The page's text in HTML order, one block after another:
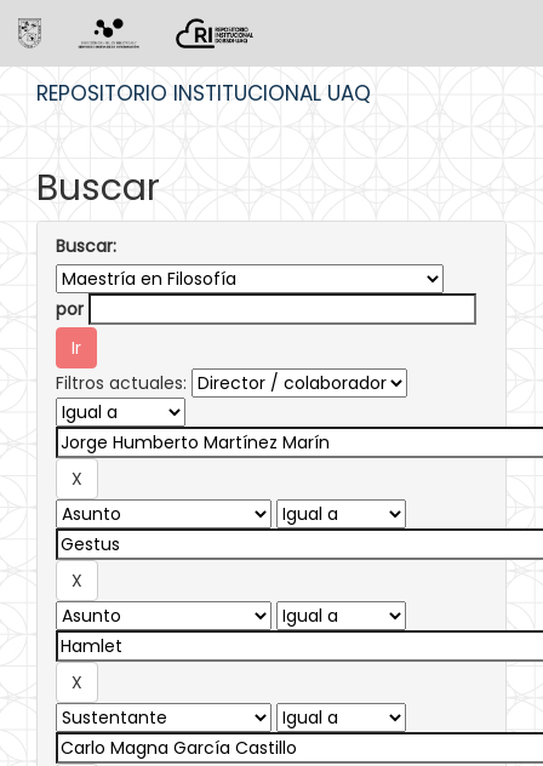
REPOSITORIO INSTITUCIONAL UAQ
Buscar
Buscar:
por
Filtros actuales: